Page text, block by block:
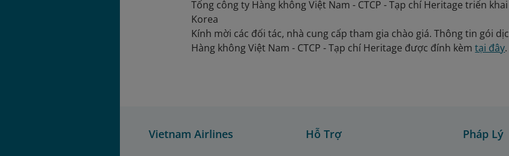
Tổng công ty Hàng không Việt Nam - CTCP - Tạp chí Heritage triển
Korea
Kính mời các đối tác, nhà cung cấp tham gia chào giá. Thông tin gói
Hàng không Việt Nam - CTCP - Tạp chí Heritage được đính kèmtại đây.
Vietnam Airlines Hỗ Trợ Pháp Lý